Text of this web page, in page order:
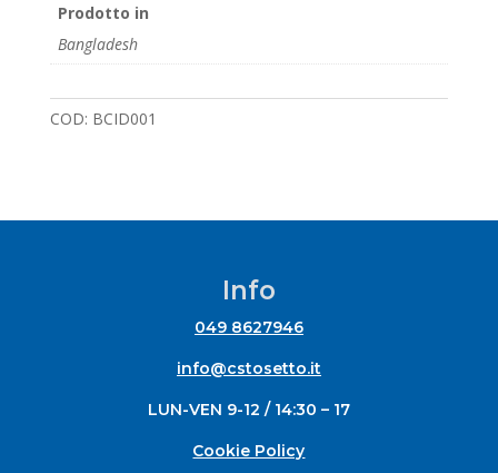
Prodotto in
Bangladesh
COD: BCID001
Info
049 8627946
info@cstosetto.it
LUN-VEN 9-12 / 14:30 – 17
Cookie Policy